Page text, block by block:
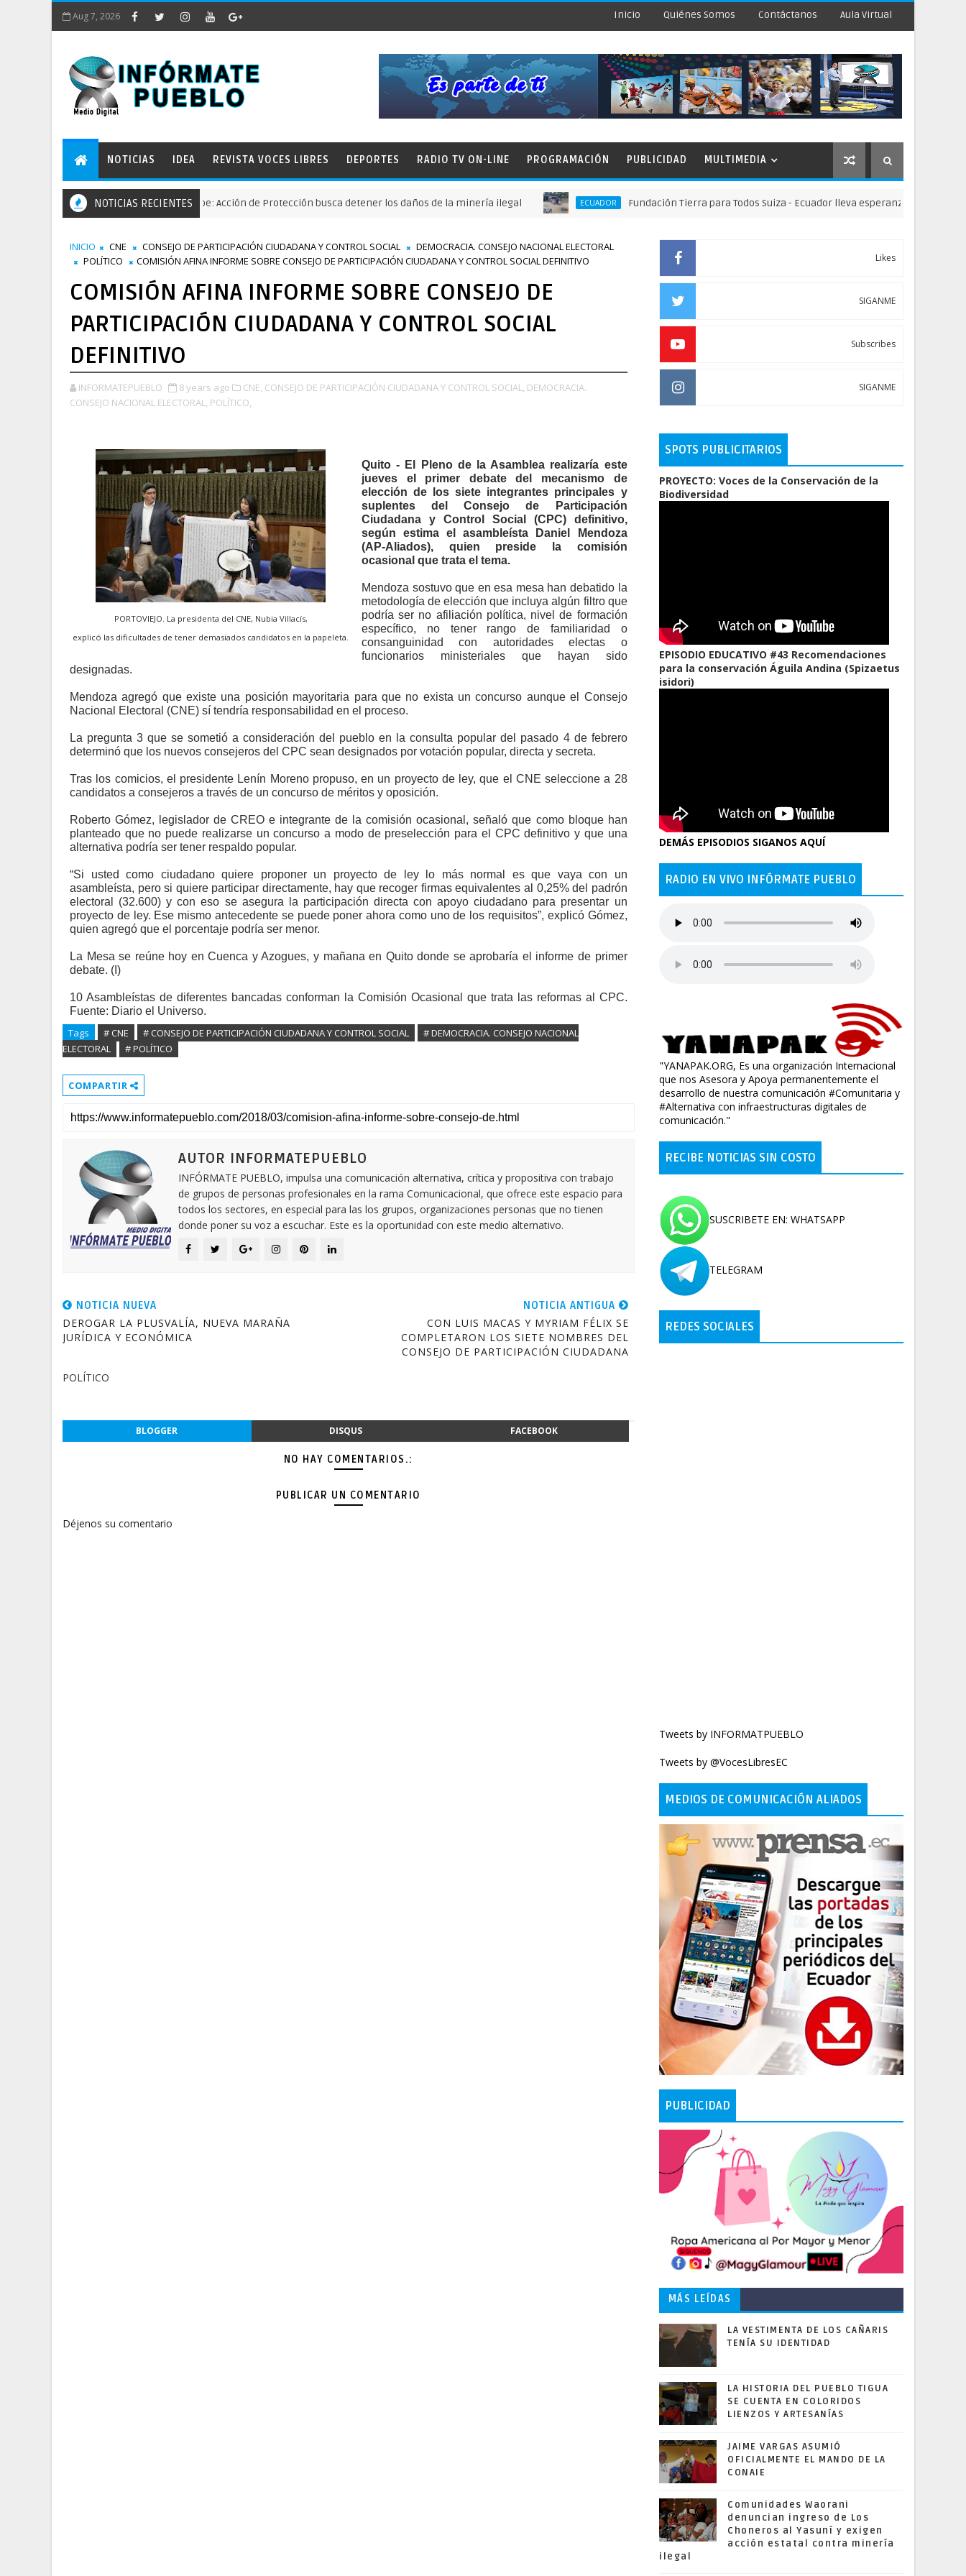
Aug 7, 2026 Inicio Quiénes Somos Contáctanos Aula Virtual
NOTICIAS IDEA REVISTA VOCES LIBRES DEPORTES RADIO TV ON-LINE PROGRAMACIÓN PUBLICIDAD MULTIMEDIA
NOTICIAS RECIENTES
defienden el río Guallupe: Acción de Protección busca detener los daños de la minería ilegal ECUADOR Fundación Tierra para Todos Suiza - Ecuador lleva esperanza y oportunidades
INICIO CNE CONSEJO DE PARTICIPACIÓN CIUDADANA Y CONTROL SOCIAL
DEMOCRACIA. CONSEJO NACIONAL ELECTORAL
POLÍTICO
COMISIÓN AFINA INFORME SOBRE CONSEJO DE PARTICIPACIÓN CIUDADANA Y CONTROL SOCIAL DEFINITIVO
COMISIÓN AFINA INFORME SOBRE CONSEJO DE
PARTICIPACIÓN CIUDADANA Y CONTROL SOCIAL
DEFINITIVO
INFORMATEPUEBLO 8 years ago CNE, CONSEJO DE PARTICIPACIÓN CIUDADANA Y CONTROL SOCIAL, DEMOCRACIA.
CONSEJO NACIONAL ELECTORAL, POLÍTICO,
PORTOVIEJO. La presidenta del CNE, Nubia Villacís,
explicó las dificultades de tener demasiados candidatos en la papeleta.
Quito - El Pleno de la Asamblea realizaría este
jueves el primer debate del mecanismo de
elección de los siete integrantes principales y
suplentes del Consejo de Participación
Ciudadana y Control Social (CPC) definitivo,
según estima el asambleísta Daniel Mendoza
(AP-Aliados), quien preside la comisión
ocasional que trata el tema.
Mendoza sostuvo que en esa mesa han debatido la
metodología de elección que incluya algún filtro que
podría ser no afiliación política, nivel de formación
específico, no tener rango de familiaridad o
consanguinidad con autoridades electas o
funcionarios ministeriales que hayan sido
designadas.
Mendoza agregó que existe una posición mayoritaria para que no exista un concurso aunque el Consejo
Nacional Electoral (CNE) sí tendría responsabilidad en el proceso.
La pregunta 3 que se sometió a consideración del pueblo en la consulta popular del pasado 4 de febrero
determinó que los nuevos consejeros del CPC sean designados por votación popular, directa y secreta.
Tras los comicios, el presidente Lenín Moreno propuso, en un proyecto de ley, que el CNE seleccione a 28
candidatos a consejeros a través de un concurso de méritos y oposición.
Roberto Gómez, legislador de CREO e integrante de la comisión ocasional, señaló que como bloque han
planteado que no puede realizarse un concurso a modo de preselección para el CPC definitivo y que una
alternativa podría ser tener respaldo popular.
“Si usted como ciudadano quiere proponer un proyecto de ley lo más normal es que vaya con un
asambleísta, pero si quiere participar directamente, hay que recoger firmas equivalentes al 0,25% del padrón
electoral (32.600) y con eso se asegura la participación directa con apoyo ciudadano para presentar un
proyecto de ley. Ese mismo antecedente se puede poner ahora como uno de los requisitos”, explicó Gómez,
quien agregó que el porcentaje podría ser menor.
La Mesa se reúne hoy en Cuenca y Azogues, y mañana en Quito donde se aprobaría el informe de primer
debate. (I)
10 Asambleístas de diferentes bancadas conforman la Comisión Ocasional que trata las reformas al CPC.
Fuente: Diario el Universo.
Tags # CNE # CONSEJO DE PARTICIPACIÓN CIUDADANA Y CONTROL SOCIAL
# DEMOCRACIA. CONSEJO NACIONAL
ELECTORAL
# POLÍTICO
COMPARTIR
AUTOR INFORMATEPUEBLO
INFÓRMATE PUEBLO, impulsa una comunicación alternativa, crítica y propositiva con trabajo
de grupos de personas profesionales en la rama Comunicacional, que ofrece este espacio para
todos los sectores, en especial para las los grupos, organizaciones personas que no tienen
donde poner su voz a escuchar. Este es la oportunidad con este medio alternativo.
NOTICIA NUEVA
DEROGAR LA PLUSVALÍA, NUEVA MARAÑA
JURÍDICA Y ECONÓMICA
NOTICIA ANTIGUA
CON LUIS MACAS Y MYRIAM FÉLIX SE
COMPLETARON LOS SIETE NOMBRES DEL
CONSEJO DE PARTICIPACIÓN CIUDADANA
POLÍTICO
BLOGGER DISQUS FACEBOOK
NO HAY COMENTARIOS.:
PUBLICAR UN COMENTARIO
Déjenos su comentario
Likes
SIGANME
Subscribes
SIGANME
SPOTS PUBLICITARIOS
PROYECTO: Voces de la Conservación de la
Biodiversidad
EPISODIO EDUCATIVO #43 Recomendaciones
para la conservación Águila Andina (Spizaetus
isidori)
DEMÁS EPISODIOS SIGANOS AQUÍ
RADIO EN VIVO INFÓRMATE PUEBLO
"YANAPAK.ORG, Es una organización Internacional
que nos Asesora y Apoya permanentemente el
desarrollo de nuestra comunicación #Comunitaria y
#Alternativa con infraestructuras digitales de
comunicación."
RECIBE NOTICIAS SIN COSTO
SUSCRIBETE EN: WHATSAPP
TELEGRAM
REDES SOCIALES
Tweets by INFORMATPUEBLO
Tweets by @VocesLibresEC
MEDIOS DE COMUNICACIÓN ALIADOS
PUBLICIDAD
MÁS LEÍDAS
LA VESTIMENTA DE LOS CAÑARIS
TENÍA SU IDENTIDAD
LA HISTORIA DEL PUEBLO TIGUA
SE CUENTA EN COLORIDOS
LIENZOS Y ARTESANÍAS
JAIME VARGAS ASUMIÓ
OFICIALMENTE EL MANDO DE LA
CONAIE
Comunidades Waorani
denuncian ingreso de Los
Choneros al Yasuní y exigen
acción estatal contra minería
ilegal